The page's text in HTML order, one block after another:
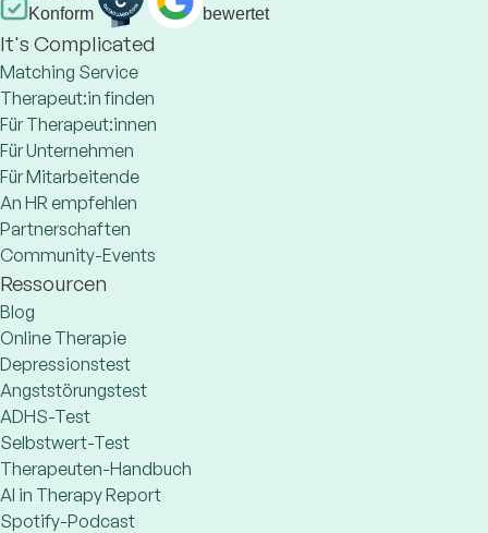
Konform
bewertet
It's Complicated
Matching Service
Therapeut:in finden
Für Therapeut:innen
Für Unternehmen
Für Mitarbeitende
An HR empfehlen
Partnerschaften
Community-Events
Ressourcen
Blog
Online Therapie
Depressionstest
Angststörungstest
ADHS-Test
Selbstwert-Test
Therapeuten-Handbuch
AI in Therapy Report
Spotify-Podcast